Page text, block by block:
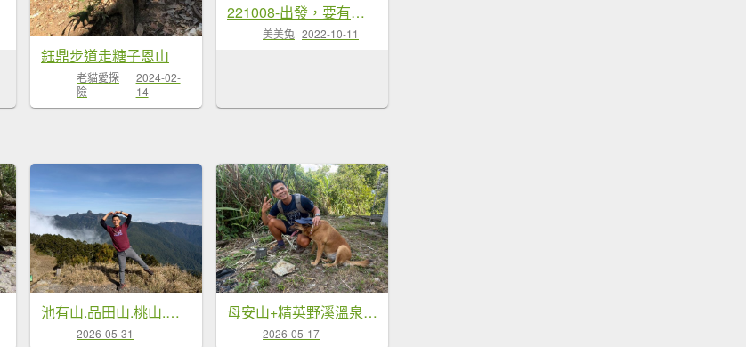
鈺鼎步道走糖子恩山
老貓愛探
險
2024-02-
14
221008-出發，要有方向-鈺鼎步道連走糖子恩山（玉井、南化交界）
美美兔 2022-10-11
池有山.品田山.桃山.喀拉業山【武陵四秀 最硬的是…】
2026-05-31
母安山+精英野溪溫泉【最佳的狀態值得再來一次】
2026-05-17